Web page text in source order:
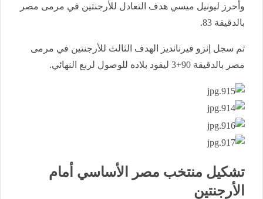
وأحرز ليونيل ميسي هدف التعادل للأرجنتين في مرمى مصر
بالدقيقة 83.
ثم سجل إنزو فيرنانديز الهدف الثالث للأرجنتين في مرمى
مصر بالدقيقة 90+3 ليقود بلاده للوصول لربع النهائي.
تشكيل منتخب مصر الأساسي أمام
الأرجنتين